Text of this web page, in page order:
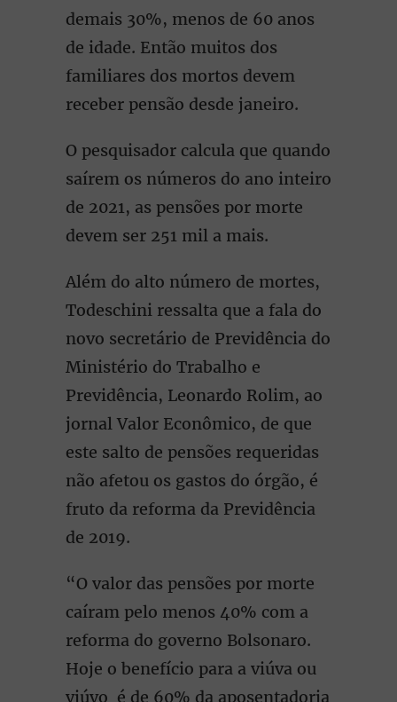
demais 30%, menos de 60 anos
de idade. Então muitos dos
familiares dos mortos devem
receber pensão desde janeiro.
O pesquisador calcula que quando
saírem os números do ano inteiro
de 2021, as pensões por morte
devem ser 251 mil a mais.
Além do alto número de mortes,
Todeschini ressalta que a fala do
novo secretário de Previdência do
Ministério do Trabalho e
Previdência, Leonardo Rolim, ao
jornal Valor Econômico, de que
este salto de pensões requeridas
não afetou os gastos do órgão, é
fruto da reforma da Previdência
de 2019.
“O valor das pensões por morte
caíram pelo menos 40% com a
reforma do governo Bolsonaro.
Hoje o benefício para a viúva ou
viúvo é de 60% da aposentadoria